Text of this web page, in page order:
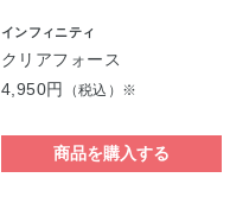
インフィニティ
クリアフォース
4,950円
（税込）※
商品を購入する